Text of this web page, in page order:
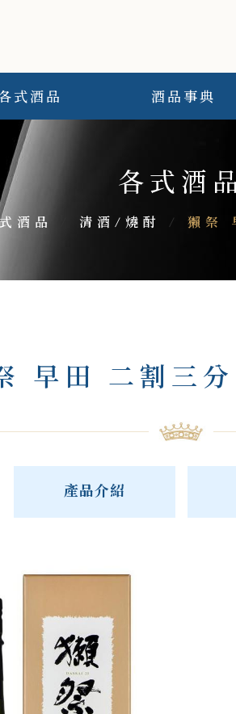
式酒品 酒品事典
各式酒
酒品 清酒/燒酎 / 獺祭
早田 二割三
產品介紹